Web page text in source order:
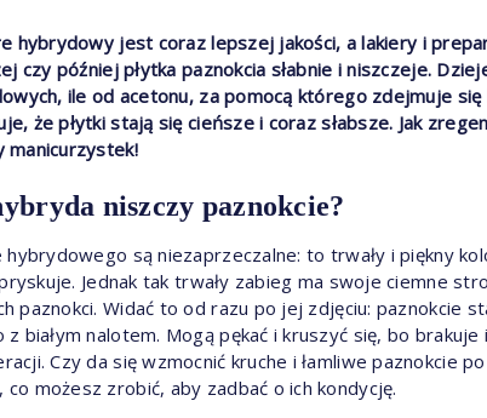
hybrydowy jest coraz lepszej jakości, a lakiery i
czy później płytka paznokcia słabnie i niszczeje.
ile od acetonu, za pomocą którego zdejmuje
że płytki stają się cieńsze i coraz słabsze. Jak
manicurzystek!
niszczy paznokcie?
hybrydowego są niezaprzeczalne: to trwały i piękny
Jednak tak trwały zabieg ma swoje ciemne
paznokci. Widać to od razu po jej zdjęciu: paznokcie
białym nalotem. Mogą pękać i kruszyć się, bo brakuje
Czy da się wzmocnić kruche i łamliwe paznokcie
co możesz zrobić, aby zadbać o ich kondycję.